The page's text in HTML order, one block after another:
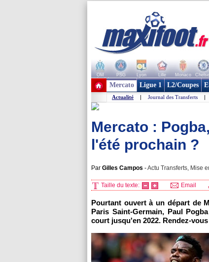
OM PSG Lyon Lille Monaco
+ de clubs
Mercato Ligue 1 L2/Coupes
Actualité | Journal des Transferts |
Mercato :
l'été prochain ?
Par Gilles Campos -Actu Transferts, Mise
Taille du texte: Email
Pourtant ouvert à un départ de
Paris Saint-Germain, Paul
court jusqu'en 2022. Rendez-